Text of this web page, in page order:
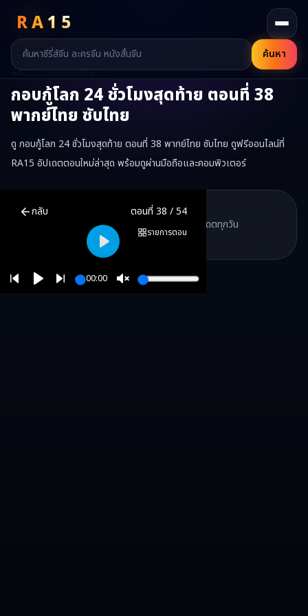
RA15
ค้นหา
RA15 / ตอนของซีรี่ส์
กอบกู้โลก 24 ชั่วโมงสุดท้าย ตอนที่ 38
พากย์ไทย ซับไทย
ดู กอบกู้โลก 24 ชั่วโมงสุดท้าย ตอนที่ 38 พากย์ไทย ซับไทย ดูฟรีออนไลน์ที่
RA15 อัปเดตตอนใหม่ล่าสุด พร้อมดูผ่านมือถือและคอมพิวเตอร์
กลับ ตอนที่ 38 /54
รายการตอน
00:00
Play
พากย์ไทย ซับไทย ดูฟรีออนไลน์
RA15 เป็นเว็บไซต์ดูซีรี่ส์จีนออนไลน์ฟรี ที่รวบรวมหนังจีน ละครจีน มิ
RA15 Drama
RA15 Drama
รวมซีรี่ส์จีน ละครสั้น หนังแนวตั้ง พากย์ไทย อัปเดตทุกวัน
RA15 Drama